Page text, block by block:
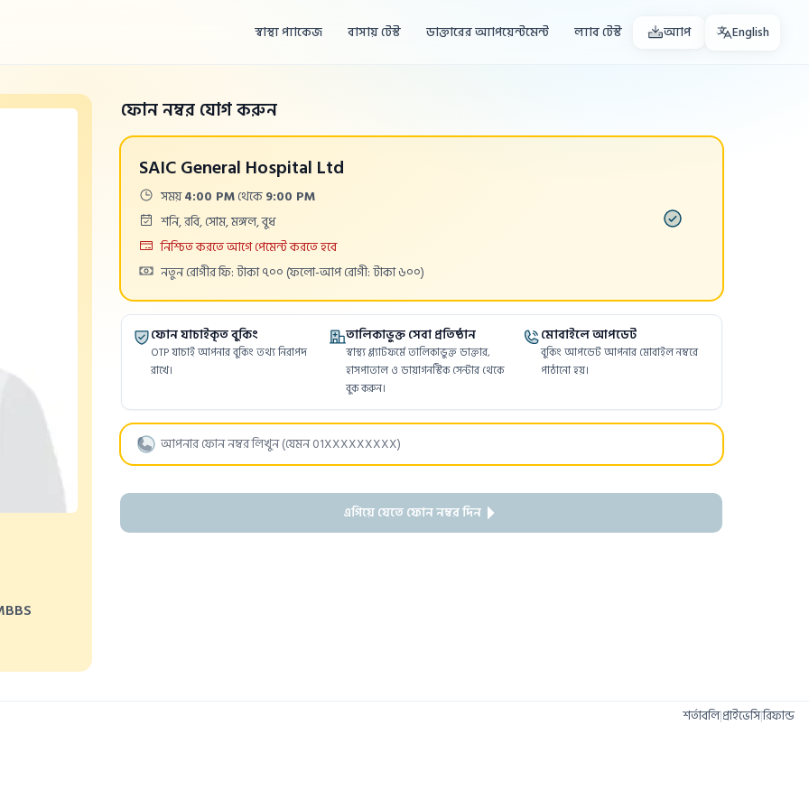
স্বাস্থ্য প্যাকেজ বাসায় টেস্ট ডাক্তারের অ্যাপয়েন্টমেন্ট ল্যাব টেস্ট অ্যাপ English
ফোন নম্বর যোগ করুন
SAIC General Hospital Ltd
Time:সময়4:00 PMথেকে9:00 PM
Days:শনি, রবি, সোম, মঙ্গল, বুধ
Payment
নিশ্চিত করতে আগে পেমেন্ট করতে হবে
Cost:নতুন রোগীর ফি: টাকা ৭০০(ফলো-আপ রোগী: টাকা ৬০০)
ফোন যাচাইকৃত বুকিং
OTP যাচাই আপনার বুকিং তথ্য নিরাপদ
রাখে।
তালিকাভুক্ত সেবা প্রতিষ্ঠান
স্বাস্থ্য প্ল্যাটফর্মে তালিকাভুক্ত ডাক্তার,
হাসপাতাল ও ডায়াগনস্টিক সেন্টার থেকে
বুক করুন।
মোবাইলে আপডেট
বুকিং আপডেট আপনার মোবাইল নম্বরে
পাঠানো হয়।
এগিয়ে যেতে ফোন নম্বর দিন
শর্তাবলি|প্রাইভেসি|রিফান্ড